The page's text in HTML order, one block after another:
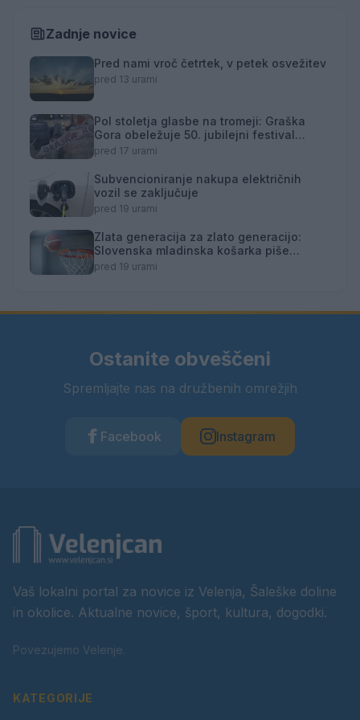
Zadnje novice
Pred nami vroč četrtek, v petek osvežitev
pred 13 urami
Pol stoletja glasbe na tromeji: Graška
Gora obeležuje 50. jubilejni festival
narodno-zabavne glasbe
pred 17 urami
Subvencioniranje nakupa električnih
vozil se zaključuje
pred 19 urami
Zlata generacija za zlato generacijo:
Slovenska mladinska košarka piše
zgodovino
pred 19 urami
Ostanite obveščeni
Spremljajte nas na družbenih omrežjih
Facebook Instagram
Vaš lokalni portal za novice iz Velenja, Šaleške doline
in okolice. Aktualne novice, šport, kultura, dogodki.
Povezujemo Velenje.
KATEGORIJE